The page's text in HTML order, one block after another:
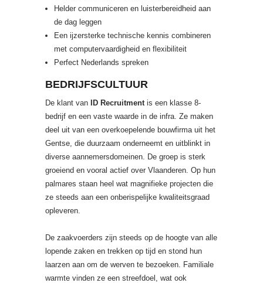
Helder communiceren en luisterbereidheid aan
de dag leggen
Een ijzersterke technische kennis combineren
met computervaardigheid en flexibiliteit
Perfect Nederlands spreken
BEDRIJFSCULTUUR
De klant van ID Recruitmentis een klasse 8-
bedrijf en een vaste waarde in de infra. Ze maken
deel uit van een overkoepelende bouwfirma uit het
Gentse, die duurzaam onderneemt en uitblinkt in
diverse aannemersdomeinen. De groep is sterk
groeiend en vooral actief over Vlaanderen. Op hun
palmares staan heel wat magnifieke projecten die
ze steeds aan een onberispelijke kwaliteitsgraad
opleveren.
De zaakvoerders zijn steeds op de hoogte van alle
lopende zaken en trekken op tijd en stond hun
laarzen aan om de werven te bezoeken. Familiale
warmte vinden ze een streefdoel, wat ook